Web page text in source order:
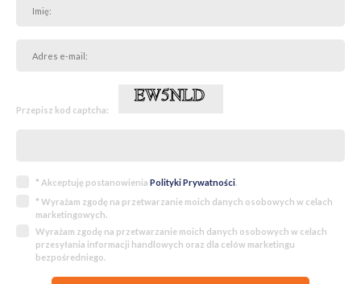
Przepisz kod captcha:
* Akceptuję postanowienia Polityki Prywatności.
* Wyrażam zgodę na przetwarzanie moich danych osobowych w celach
marketingowych.
Wyrażam zgodę na przetwarzanie moich danych osobowych w celach
przesyłania informacji handlowych oraz dla celów marketingu
bezpośredniego.